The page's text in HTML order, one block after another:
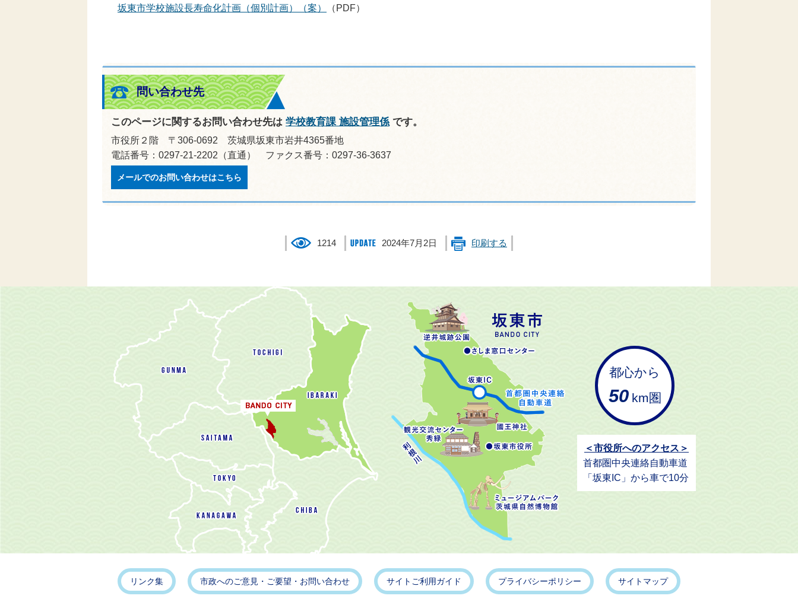
坂東市学校施設長寿命化計画（個別計画）（案） （PDF）
問い合わせ先
このページに関するお問い合わせ先は 学校教育課 施設管理係 です。
市役所２階 〒306-0692 茨城県坂東市岩井4365番地
電話番号：0297-21-2202（直通） ファクス番号：0297-36-3637
メールでのお問い合わせはこちら
1214 2024年7月2日 印刷する
都心から
50 km圏
＜市役所へのアクセス＞
首都圏中央連絡自動車道
「坂東IC」から車で10分
リンク集 市政へのご意見・ご要望・お問い合わせ サイトご利用ガイド プライバシーポリシー サイトマップ